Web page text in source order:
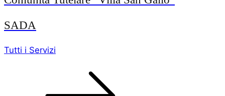
SADA
Tutti i Servizi